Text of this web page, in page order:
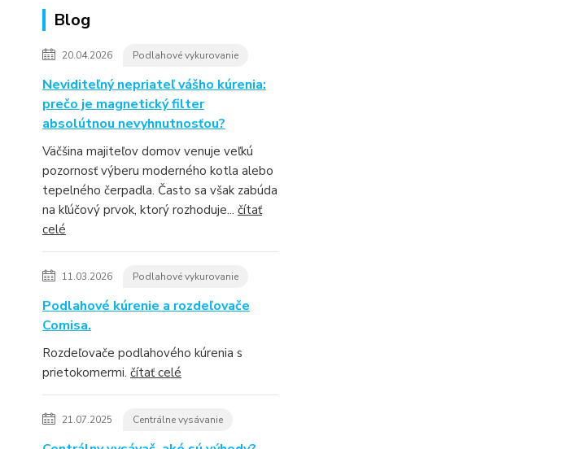
Blog
20.04.2026 Podlahové vykurovanie
Neviditeľný nepriateľ vášho kúrenia:
prečo je magnetický filter
absolútnou nevyhnutnosťou?
Väčšina majiteľov domov venuje veľkú
pozornosť výberu moderného kotla alebo
tepelného čerpadla. Často sa však zabúda
na kľúčový prvok, ktorý rozhoduje... čítať
celé
11.03.2026 Podlahové vykurovanie
Podlahové kúrenie a rozdeľovače
Comisa.
Rozdeľovače podlahového kúrenia s
prietokomermi. čítať celé
21.07.2025 Centrálne vysávanie